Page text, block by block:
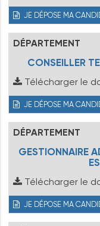
JE DÉPOSE MA
DÉPARTEMENT
CONSEILLER
Télécharger le
JE DÉPOSE MA
DÉPARTEMENT
GESTIONNAIRE
Télécharger le
JE DÉPOSE MA